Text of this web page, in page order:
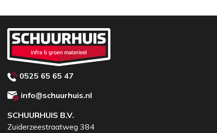
Digitale datalogging met GPS-locatie
Optionele bodemvochtigheidssensor
Meting in megapascal (MPa), Newton (N), PSI
en California Bearing Ratio (CBR)*
Duurzaam, onderhoudsvrij ontwerp voor
betrouwbaarheid in het veld
workflows met behulp van de
Ontdek de volledige overzicht van de
0525 65 65 47
info@schuurhuis.nl
SCHUURHUIS B.V.
Zuiderzeestraatweg 384